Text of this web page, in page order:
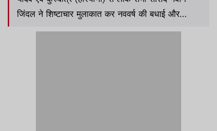
जिंदल ने शिष्टाचार मुलाकात कर नववर्ष की बधाई और